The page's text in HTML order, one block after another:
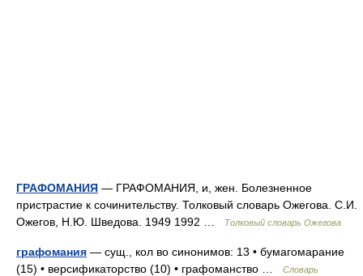
ГРАФОМАНИЯ — ГРАФОМАНИЯ, и, жен. Болезненное
пристрастие к сочинительству. Толковый словарь Ожегова. С.И.
Ожегов, Н.Ю. Шведова. 1949 1992 …
Толковый словарь Ожегова
графомания — сущ., кол во синонимов: 13 • бумагомарание
(15) • версификаторство (10) • графоманство …
Словарь